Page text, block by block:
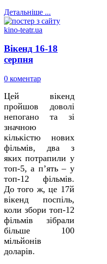
Детальніше ...
Вікенд 16-18
серпня
0 коментар
Цей вікенд
пройшов доволі
непогано та зі
значною
кількістю нових
фільмів, два з
яких потрапили у
топ-5, а п’ять – у
топ-12 фільмів.
До того ж, це 17й
вікенд поспіль,
коли збори топ-12
фільмів зібрали
більше 100
мільйонів
доларів.